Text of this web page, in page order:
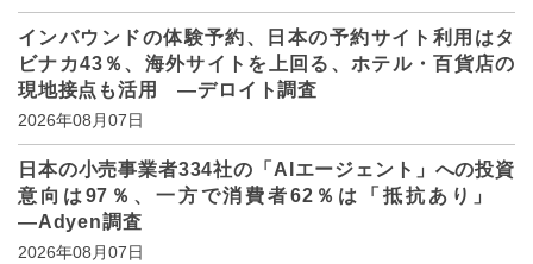
インバウンドの体験予約、日本の予約サイト利用はタ
ビナカ43％、海外サイトを上回る、ホテル・百貨店の
現地接点も活用 ―デロイト調査
2026年08月07日
日本の小売事業者334社の「AIエージェント」への投資
意向は97％、一方で消費者62％は「抵抗あり」
―Adyen調査
2026年08月07日